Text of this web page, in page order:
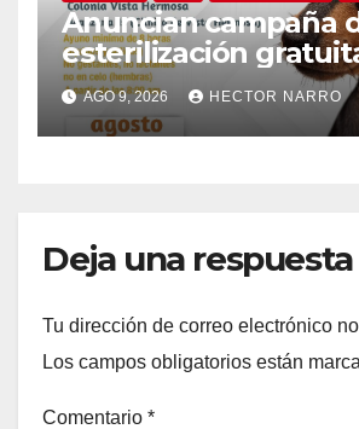
Anuncian campaña
esterilización
perros y gatos en San
del Cabo
AGO 9, 2026 HECTOR NARRO
Deja una respuesta
Tu dirección de correo electrónico
Los campos obligatorios están
Comentario *